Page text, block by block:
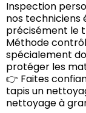
Inspection
nos techniciens
précisément le
Méthode
spécialement
protéger les
👉 Faites
tapis un
nettoyage à